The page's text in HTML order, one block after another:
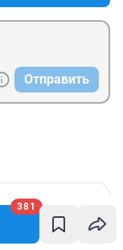
381
Отправить